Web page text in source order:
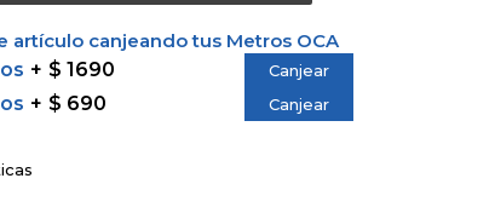
artículo canjeando tus Metros OCA
$ 1690 Canjear
$ 690 Canjear